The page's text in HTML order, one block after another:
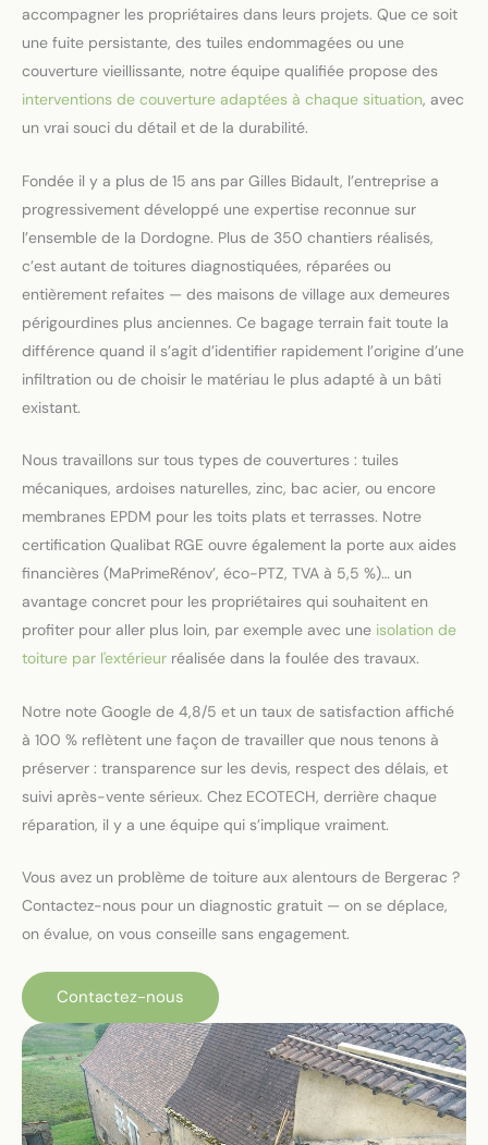
accompagner les propriétaires dans leurs projets. Que ce soit
une fuite persistante, des tuiles endommagées ou une
couverture vieillissante, notre équipe qualifiée propose des
interventions de couverture adaptées à chaque situation, avec
un vrai souci du détail et de la durabilité.
Fondée il y a plus de 15 ans par Gilles Bidault, l’entreprise a
progressivement développé une expertise reconnue sur
l’ensemble de la Dordogne. Plus de 350 chantiers réalisés,
c’est autant de toitures diagnostiquées, réparées ou
entièrement refaites — des maisons de village aux demeures
périgourdines plus anciennes. Ce bagage terrain fait toute la
différence quand il s’agit d’identifier rapidement l’origine d’une
infiltration ou de choisir le matériau le plus adapté à un bâti
existant.
Nous travaillons sur tous types de couvertures : tuiles
mécaniques, ardoises naturelles, zinc, bac acier, ou encore
membranes EPDM pour les toits plats et terrasses. Notre
certification Qualibat RGE ouvre également la porte aux aides
financières (MaPrimeRénov’, éco-PTZ, TVA à 5,5 %)… un
avantage concret pour les propriétaires qui souhaitent en
profiter pour aller plus loin, par exemple avec une isolation de
toiture par l'extérieur réalisée dans la foulée des travaux.
Notre note Google de 4,8/5 et un taux de satisfaction affiché
à 100 % reflètent une façon de travailler que nous tenons à
préserver : transparence sur les devis, respect des délais, et
suivi après-vente sérieux. Chez ECOTECH, derrière chaque
réparation, il y a une équipe qui s’implique vraiment.
Vous avez un problème de toiture aux alentours de Bergerac ?
Contactez-nous pour un diagnostic gratuit — on se déplace,
on évalue, on vous conseille sans engagement.
Contactez-nous